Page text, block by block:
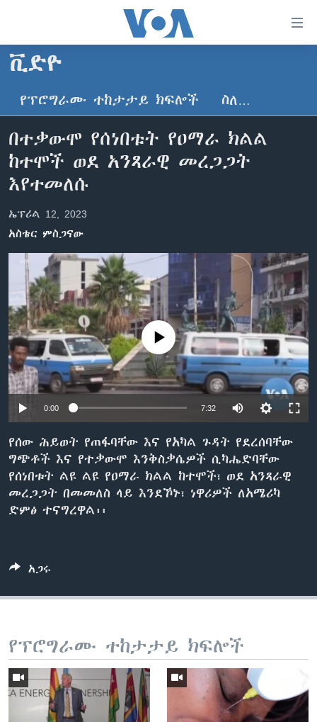
ማገናኛዎች
ዋናው
ይዘት
ወደ
ዋናው
ይዘት
እለፍ
ወደ
ዋናው
ዜና
ኢትዮጵያ
ዓለምአቀፍ
አሜሪካ
ኑሮ በጤንነት
ከምሽቱ ሦስት ሰዓት የአማርኛ ዜና
ቪዲዮ
ክምችት
Learning English
ይከተሉን
ቋንቋዎች
ቪድዮ
የፕሮግራሙ ተከታታይ ክፍሎች ስለ…
በተቃውሞ የሰነበቱት የዐማራ ክልል
ከተሞች ወደ አንጻራዊ መረጋጋት
እየተመለሱ
ኤፕሪል 12, 2023
አስቴር ምስጋናው
No media source currently available
0:00 7:32
የሰው ሕይወት የጠፋባቸው እና የአካል ጉዳት የደረሰባቸው
ግጭቶች እና የተቃውሞ እንቅስቃሴዎች ሲካሔድባቸው
የሰነበቱት ልዩ ልዩ የዐማራ ክልል ከተሞች፣ ወደ አንጻራዊ
መረጋጋት በመመለስ ላይ እንደኾኑ፣ ነዋሪዎች ለአሜሪካ
ድምፅ ተናግረዋል፡፡
አጋሩ
የፕሮግራሙ ተከታታይ ክፍሎች